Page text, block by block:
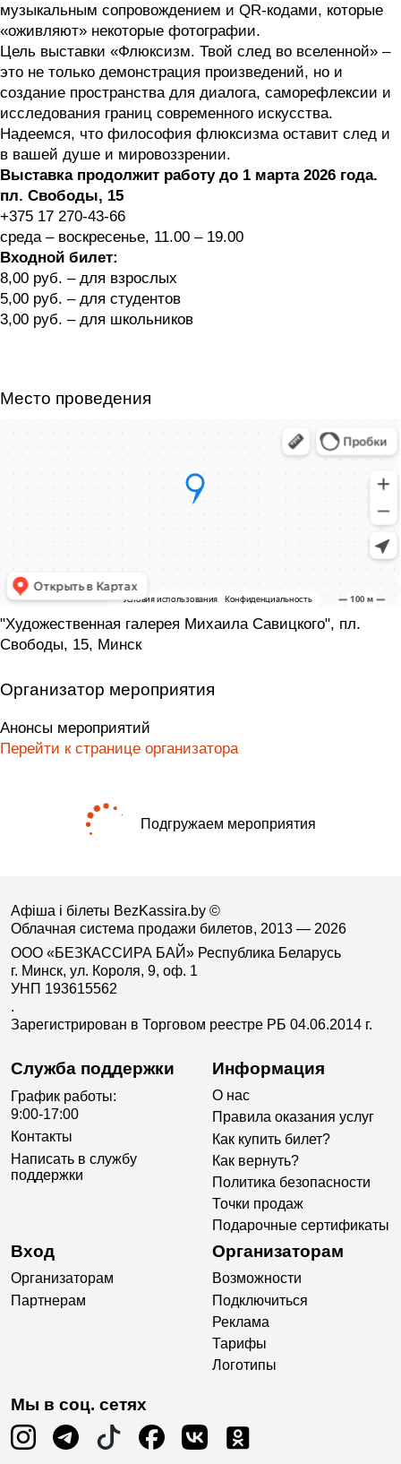
музыкальным сопровождением и QR-кодами, которые
«оживляют» некоторые фотографии.
Цель выставки «Флюксизм. Твой след во вселенной» –
это не только демонстрация произведений, но и
создание пространства для диалога, саморефлексии и
исследования границ современного искусства.
Надеемся, что философия флюксизма оставит след и
в вашей душе и мировоззрении.
Выставка продолжит работу до 1 марта 2026 года.
пл. Свободы, 15
+375 17 270-43-66
среда – воскресенье, 11.00 – 19.00
Входной билет:
8,00 руб. – для взрослых
5,00 руб. – для студентов
3,00 руб. – для школьников
Место проведения
"Художественная галерея Михаила Савицкого", пл.
Свободы, 15, Минск
Организатор мероприятия
Анонсы мероприятий
Перейти к странице организатора
Подгружаем мероприятия
Афіша і білеты BezKassira.by ©
Облачная система продажи билетов, 2013 — 2026
ООО «БЕЗКАССИРА БАЙ» Республика Беларусь
г. Минск, ул. Короля, 9, оф. 1
УНП 193615562
.
Зарегистрирован в Торговом реестре РБ 04.06.2014 г.
Служба поддержки
График работы:
9:00-17:00
Контакты
Написать в службу
поддержки
Информация
О нас
Правила оказания услуг
Как купить билет?
Как вернуть?
Политика безопасности
Точки продаж
Подарочные сертификаты
Вход
Организаторам
Партнерам
Организаторам
Возможности
Подключиться
Реклама
Тарифы
Логотипы
Мы в соц. сетях